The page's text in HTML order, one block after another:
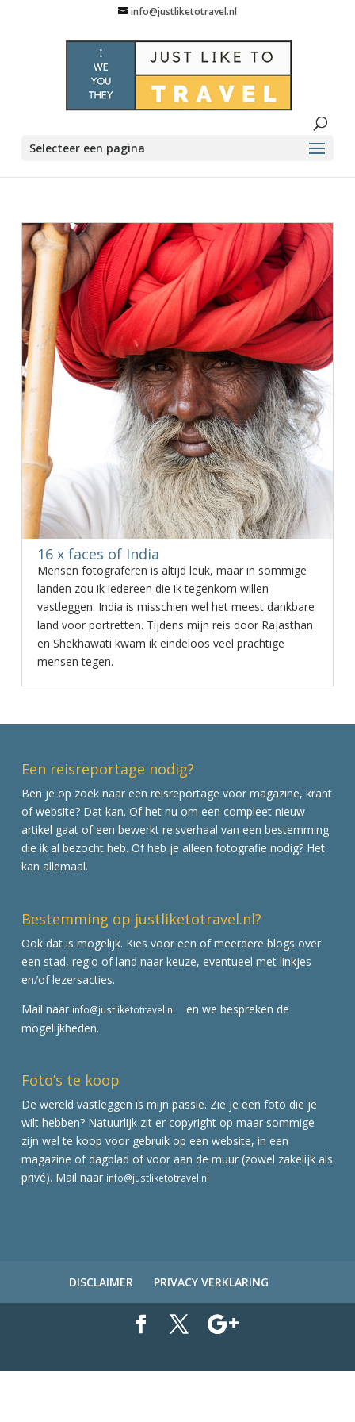
info@justliketotravel.nl
Selecteer een pagina
16 x faces of India
Mensen fotograferen is altijd leuk, maar in sommige
landen zou ik iedereen die ik tegenkom willen
vastleggen. India is misschien wel het meest dankbare
land voor portretten. Tijdens mijn reis door Rajasthan
en Shekhawati kwam ik eindeloos veel prachtige
mensen tegen.
Een reisreportage nodig?
Ben je op zoek naar een reisreportage voor magazine, krant
of website? Dat kan. Of het nu om een compleet nieuw
artikel gaat of een bewerkt reisverhaal van een bestemming
die ik al bezocht heb. Of heb je alleen fotografie nodig? Het
kan allemaal.
Bestemming op justliketotravel.nl?
Ook dat is mogelijk. Kies voor een of meerdere blogs over
een stad, regio of land naar keuze, eventueel met linkjes
en/of lezersacties.
Mail naar info@justliketotravel.nl
en we bespreken de
mogelijkheden.
Foto’s te koop
De wereld vastleggen is mijn passie. Zie je een foto die je
wilt hebben? Natuurlijk zit er copyright op maar sommige
zijn wel te koop voor gebruik op een website, in een
magazine of dagblad of voor aan de muur (zowel zakelijk als
privé). Mail naar info@justliketotravel.nl
DISCLAIMER PRIVACY VERKLARING